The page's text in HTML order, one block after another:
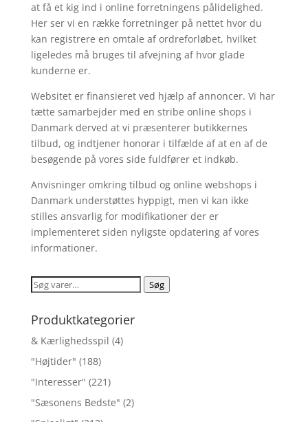
at få et kig ind i online forretningens pålidelighed.
Her ser vi en række forretninger på nettet hvor du
kan registrere en omtale af ordreforløbet, hvilket
ligeledes må bruges til afvejning af hvor glade
kunderne er.
Websitet er finansieret ved hjælp af annoncer. Vi har
tætte samarbejder med en stribe online shops i
Danmark derved at vi præsenterer butikkernes
tilbud, og indtjener honorar i tilfælde af at en af de
besøgende på vores side fuldfører et indkøb.
Anvisninger omkring tilbud og online webshops i
Danmark understøttes hyppigt, men vi kan ikke
stilles ansvarlig for modifikationer der er
implementeret siden nyligste opdatering af vores
informationer.
Søg
Søg
Produktkategorier
& Kærlighedsspil (4)
"Højtider" (188)
"Interesser" (221)
"Sæsonens Bedste" (2)